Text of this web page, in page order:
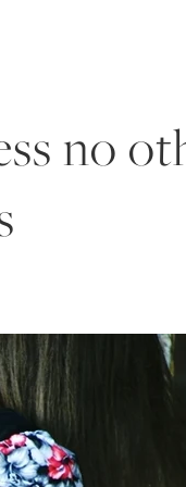
no